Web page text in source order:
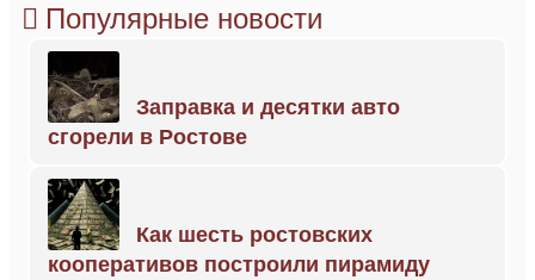
Популярные новости
Заправка и десятки авто
сгорели в Ростове
Как шесть ростовских
кооперативов построили пирамиду